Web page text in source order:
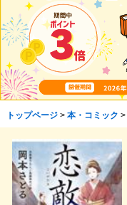
トップページ> 本・コミック >